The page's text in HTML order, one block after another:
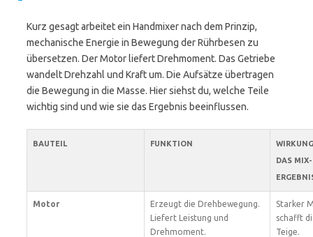
Kurz gesagt arbeitet ein Handmixer nach dem Prinzip,
mechanische Energie in Bewegung der Rührbesen zu
übersetzen. Der Motor liefert Drehmoment. Das Getriebe
wandelt Drehzahl und Kraft um. Die Aufsätze übertragen
die Bewegung in die Masse. Hier siehst du, welche Teile
wichtig sind und wie sie das Ergebnis beeinflussen.
BAUTEIL FUNKTION
DAS MIX-
Motor
Erzeugt die Drehbewegung.
Liefert Leistung und
Drehmoment.
Starker
schafft
Teige.